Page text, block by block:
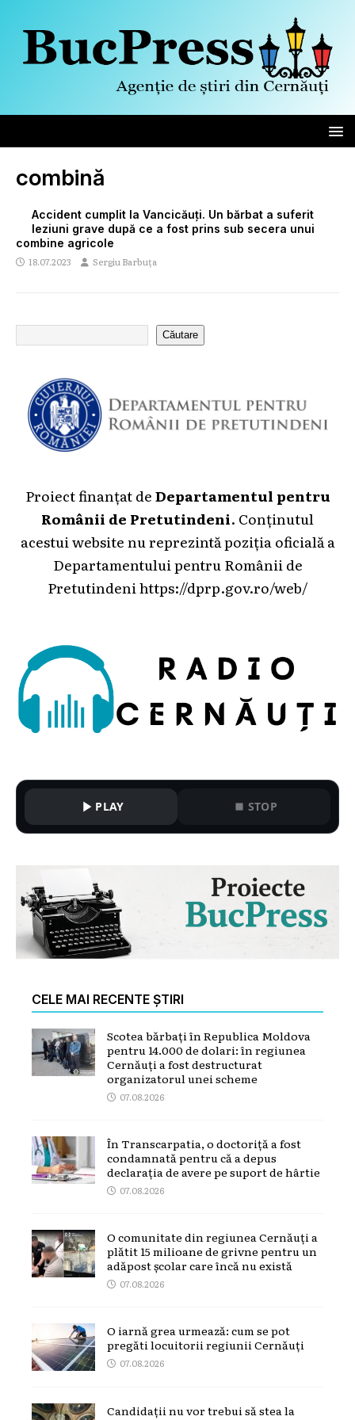
combină
Accident cumplit la Vancicăuți. Un bărbat a suferit
leziuni grave după ce a fost prins sub secera unui
combine agricole
18.07.2023 Sergiu Barbuța
Căutare
Proiect finanțat deDepartamentul pentru
Românii de Pretutindeni. Conținutul
acestui website nu reprezintă poziția oficială a
Departamentului pentru Românii de
Pretutindeni https://dprp.gov.ro/web/
PLAY STOP
CELE MAI RECENTE ȘTIRI
Scotea bărbați în Republica Moldova
pentru 14.000 de dolari: în regiunea
Cernăuți a fost destructurat
organizatorul unei scheme
07.08.2026
În Transcarpatia, o doctoriță a fost
condamnată pentru că a depus
declarația de avere pe suport de hârtie
07.08.2026
O comunitate din regiunea Cernăuți a
plătit 15 milioane de grivne pentru un
adăpost școlar care încă nu există
07.08.2026
O iarnă grea urmează: cum se pot
pregăti locuitorii regiunii Cernăuți
07.08.2026
Candidații nu vor trebui să stea la